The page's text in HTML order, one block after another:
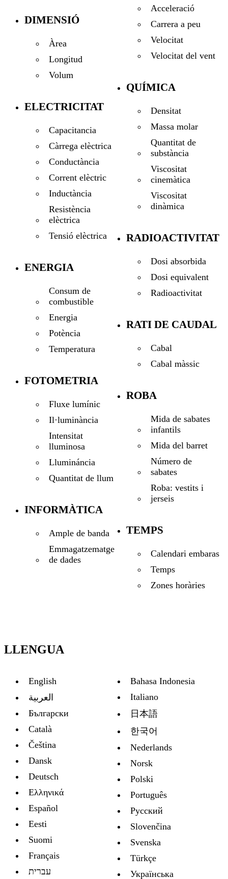
DIMENSIÓ
Àrea
Longitud
Volum
ELECTRICITAT
Capacitancia
Càrrega elèctrica
Conductància
Corrent elèctric
Inductància
Resistència
elèctrica
Tensió elèctrica
ENERGIA
Consum de
combustible
Energia
Potència
Temperatura
FOTOMETRIA
Fluxe lumínic
Il·luminància
Intensitat
lluminosa
Llumináncia
Quantitat de llum
INFORMÀTICA
Ample de banda
Emmagatzematge
de dades
Acceleració
Carrera a peu
Velocitat
Velocitat del vent
QUÍMICA
Densitat
Massa molar
Quantitat de
substància
Viscositat
cinemàtica
Viscositat
dinàmica
RADIOACTIVITAT
Dosi absorbida
Dosi equivalent
Radioactivitat
RATI DE CAUDAL
Cabal
Cabal màssic
ROBA
Mida de sabates
infantils
Mida del barret
Número de
sabates
Roba: vestits i
jerseis
TEMPS
Calendari embaras
Temps
Zones horàries
LLENGUA
English
العربية
Български
Català
Čeština
Dansk
Deutsch
Ελληνικά
Español
Eesti
Suomi
Français
עברית
Bahasa Indonesia
Italiano
日本語
한국어
Nederlands
Norsk
Polski
Português
Русский
Slovenčina
Svenska
Türkçe
Украïнська